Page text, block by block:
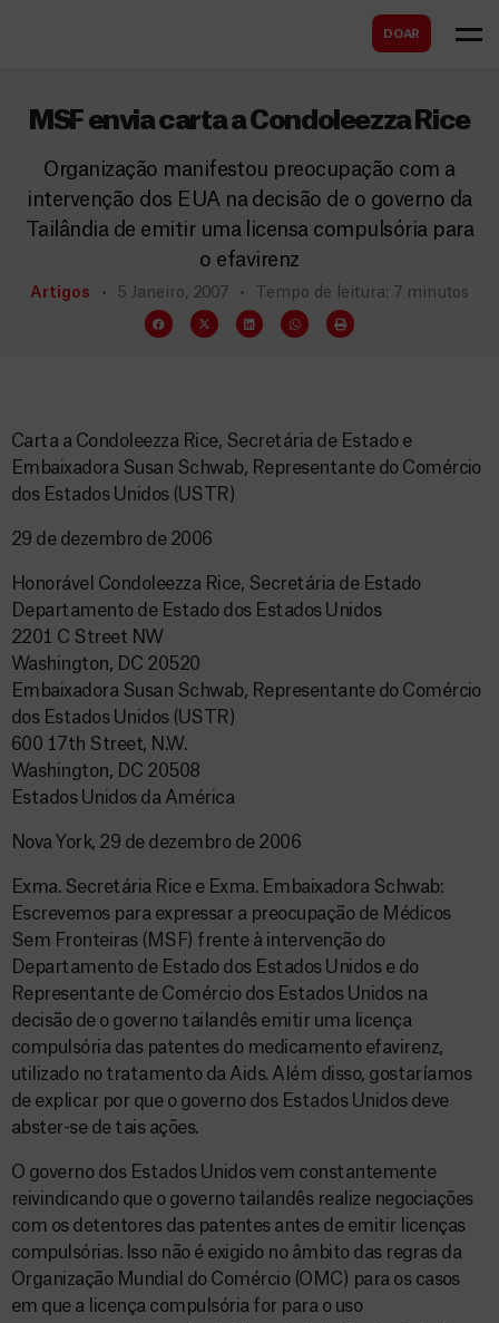
DOAR
r
MSF envia carta a Condoleezza Rice
Organização manifestou preocupação com a
intervenção dos EUA na decisão de o governo da
Tailândia de emitir uma licensa compulsória para
o efavirenz
Artigos 5 Janeiro, 2007 Tempo de leitura: 7 minutos
Carta a Condoleezza Rice, Secretária de Estado e
Embaixadora Susan Schwab, Representante do Comércio
dos Estados Unidos (USTR)
29 de dezembro de 2006
Honorável Condoleezza Rice, Secretária de Estado
Departamento de Estado dos Estados Unidos
2201 C Street NW
Washington, DC 20520
Embaixadora Susan Schwab, Representante do Comércio
dos Estados Unidos (USTR)
600 17th Street, N.W.
Washington, DC 20508
Estados Unidos da América
Nova York, 29 de dezembro de 2006
Exma. Secretária Rice e Exma. Embaixadora Schwab:
Escrevemos para expressar a preocupação de Médicos
Sem Fronteiras (MSF) frente à intervenção do
Departamento de Estado dos Estados Unidos e do
Representante de Comércio dos Estados Unidos na
decisão de o governo tailandês emitir uma licença
compulsória das patentes do medicamento efavirenz,
utilizado no tratamento da Aids. Além disso, gostaríamos
de explicar por que o governo dos Estados Unidos deve
abster-se de tais ações.
O governo dos Estados Unidos vem constantemente
reivindicando que o governo tailandês realize negociações
com os detentores das patentes antes de emitir licenças
compulsórias. Isso não é exigido no âmbito das regras da
Organização Mundial do Comércio (OMC) para os casos
em que a licença compulsória for para o uso
c
r